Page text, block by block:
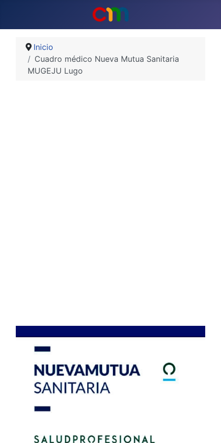
Inicio
Cuadro médico Nueva Mutua Sanitaria
MUGEJU Lugo